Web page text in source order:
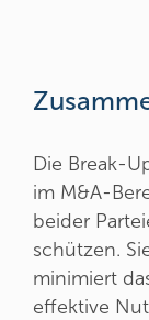
Die Break-
im M&A-
beider
schützen.
minimiert
effektive